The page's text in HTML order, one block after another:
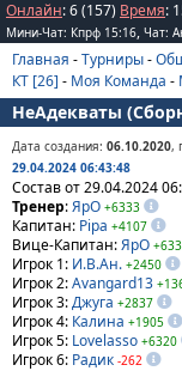
Онлайн: 6 (157) Время:
Мини-Чат: Кпрф 15:16, Чат:
Главная -Турниры-
КТ [26] - Моя Команда -
НеАдекваты
Дата создания: 06.10.2020,
29.04.2024 06:43:48
Состав от 29.04.2024
Тренер:ЯрО +6333
Капитан: Pipa +4107
Вице-Капитан:ЯрО
Игрок 1: И.В.Ан. +2450
Игрок 2:Avangard13
Игрок 3:Джуга +2837
Игрок 4: Калина +1905
Игрок 5: Lovelasso +6320
Игрок 6: Радик -262